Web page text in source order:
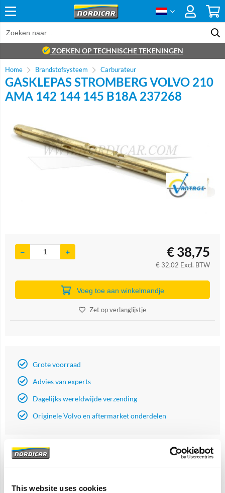
This website uses cookies
ZOEKEN OP TECHNISCHE TEKENINGEN
Home Brandstofsysteem Carburateur
GASKLEPAS STROMBERG VOLVO 210
AMA 142 144 145 B18A 237268
Brand
€38,75
€ 32,02 Excl. BTW
Voeg toe aan winkelmandje
Zet op verlanglijstje
Grote voorraad
Advies van experts
Dagelijks wereldwijde verzending
Originele Volvo en aftermarket onderdelen
Artikelomschrijving
210 Amazon 142 144 145; B18A